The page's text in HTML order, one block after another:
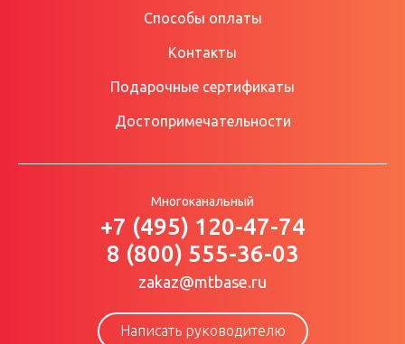
Способы оплаты
Контакты
Подарочные сертификаты
Достопримечательности
Многоканальный
+7 (495) 120-47-74
8 (800) 555-36-03
zakaz@mtbase.ru
Написать руководителю